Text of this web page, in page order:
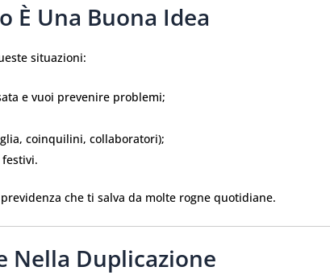
È Una Buona Idea
situazioni:
e vuoi prevenire problemi;
coinquilini, collaboratori);
che ti salva da molte rogne quotidiane.
Nella Duplicazione